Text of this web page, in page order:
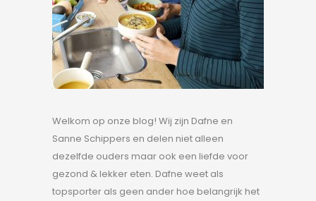
Welkom op onze blog! Wij zijn Dafne en
Sanne Schippers en delen niet alleen
dezelfde ouders maar ook een liefde voor
gezond & lekker eten. Dafne weet als
topsporter als geen ander hoe belangrijk het